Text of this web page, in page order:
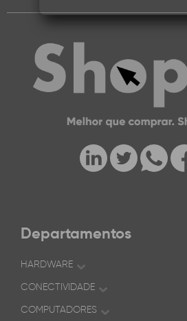
Departamentos
HARDWARE
CONECTIVIDADE
COMPUTADORES